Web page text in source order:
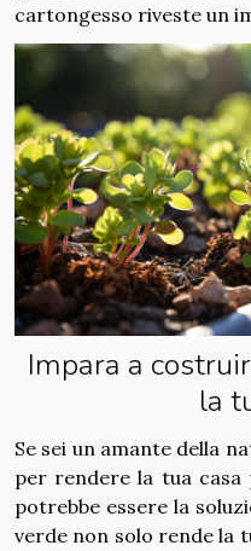
cartongesso riveste un
Impara a
la
Se sei un amante della
per rendere la tua
potrebbe essere la
verde non solo rende la